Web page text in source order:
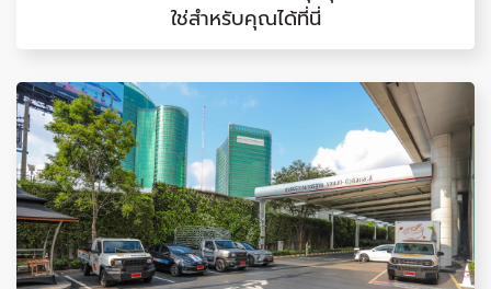
ใช่สำหรับคุณได้ที่นี่